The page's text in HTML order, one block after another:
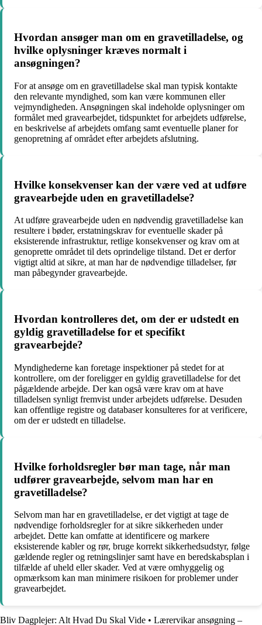
Hvordan ansøger man om en gravetilladelse, og
hvilke oplysninger kræves normalt i
ansøgningen?
For at ansøge om en gravetilladelse skal man typisk kontakte
den relevante myndighed, som kan være kommunen eller
vejmyndigheden. Ansøgningen skal indeholde oplysninger om
formålet med gravearbejdet, tidspunktet for arbejdets udførelse,
en beskrivelse af arbejdets omfang samt eventuelle planer for
genopretning af området efter arbejdets afslutning.
Hvilke konsekvenser kan der være ved at udføre
gravearbejde uden en gravetilladelse?
At udføre gravearbejde uden en nødvendig gravetilladelse kan
resultere i bøder, erstatningskrav for eventuelle skader på
eksisterende infrastruktur, retlige konsekvenser og krav om at
genoprette området til dets oprindelige tilstand. Det er derfor
vigtigt altid at sikre, at man har de nødvendige tilladelser, før
man påbegynder gravearbejde.
Hvordan kontrolleres det, om der er udstedt en
gyldig gravetilladelse for et specifikt
gravearbejde?
Myndighederne kan foretage inspektioner på stedet for at
kontrollere, om der foreligger en gyldig gravetilladelse for det
pågældende arbejde. Der kan også være krav om at have
tilladelsen synligt fremvist under arbejdets udførelse. Desuden
kan offentlige registre og databaser konsulteres for at verificere,
om der er udstedt en tilladelse.
Hvilke forholdsregler bør man tage, når man
udfører gravearbejde, selvom man har en
gravetilladelse?
Selvom man har en gravetilladelse, er det vigtigt at tage de
nødvendige forholdsregler for at sikre sikkerheden under
arbejdet. Dette kan omfatte at identificere og markere
eksisterende kabler og rør, bruge korrekt sikkerhedsudstyr, følge
gældende regler og retningslinjer samt have en beredskabsplan i
tilfælde af uheld eller skader. Ved at være omhyggelig og
opmærksom kan man minimere risikoen for problemer under
gravearbejdet.
Bliv Dagplejer: Alt Hvad Du Skal Vide • Lærervikar ansøgning –